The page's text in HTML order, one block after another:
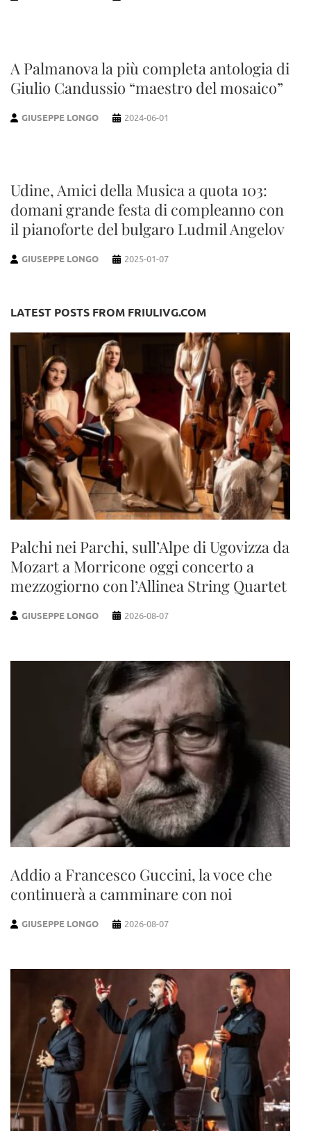
A Palmanova la più completa antologia di
Giulio Candussio “maestro del mosaico”
GIUSEPPE LONGO 2024-06-01
Udine, Amici della Musica a quota 103:
domani grande festa di compleanno con
il pianoforte del bulgaro Ludmil Angelov
GIUSEPPE LONGO 2025-01-07
LATEST POSTS FROM FRIULIVG.COM
Palchi nei Parchi, sull’Alpe di Ugovizza da
Mozart a Morricone oggi concerto a
mezzogiorno con l’Allinea String Quartet
GIUSEPPE LONGO 2026-08-07
Addio a Francesco Guccini, la voce che
continuerà a camminare con noi
GIUSEPPE LONGO 2026-08-07